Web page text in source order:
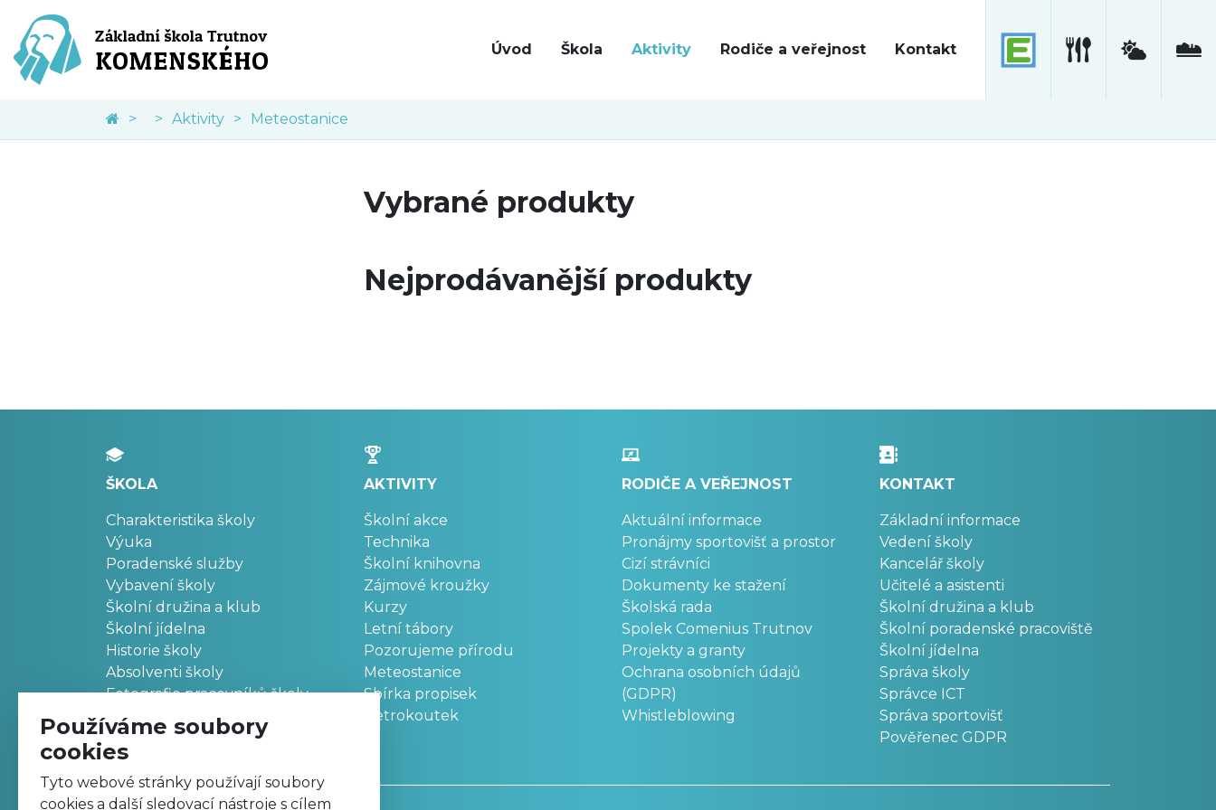
Úvod Škola Aktivity Rodiče a veřejnost Kontakt
Aktivity Meteostanice
Vybrané produkty
Nejprodávanější produkty
ŠKOLA
Charakteristika školy
Výuka
Poradenské služby
Vybavení školy
Školní družina a klub
Školní jídelna
Historie školy
Absolventi školy
Fotografie pracovníků školy
AKTIVITY
Školní akce
Technika
Školní knihovna
Zájmové kroužky
Kurzy
Letní tábory
Pozorujeme přírodu
Meteostanice
Sbírka propisek
Retrokoutek
RODIČE A VEŘEJNOST
Aktuální informace
Pronájmy sportovišť a prostor
Cizí strávníci
Dokumenty ke stažení
Školská rada
Spolek Comenius Trutnov
Projekty a granty
Ochrana osobních údajů
(GDPR)
Whistleblowing
KONTAKT
Základní informace
Vedení školy
Kancelář školy
Učitelé a asistenti
Školní družina a klub
Školní poradenské pracoviště
Školní jídelna
Správa školy
Správce ICT
Správa sportovišť
Pověřenec GDPR
Používáme soubory
cookies
Tyto webové stránky používají soubory
cookies a další sledovací nástroje s cílem